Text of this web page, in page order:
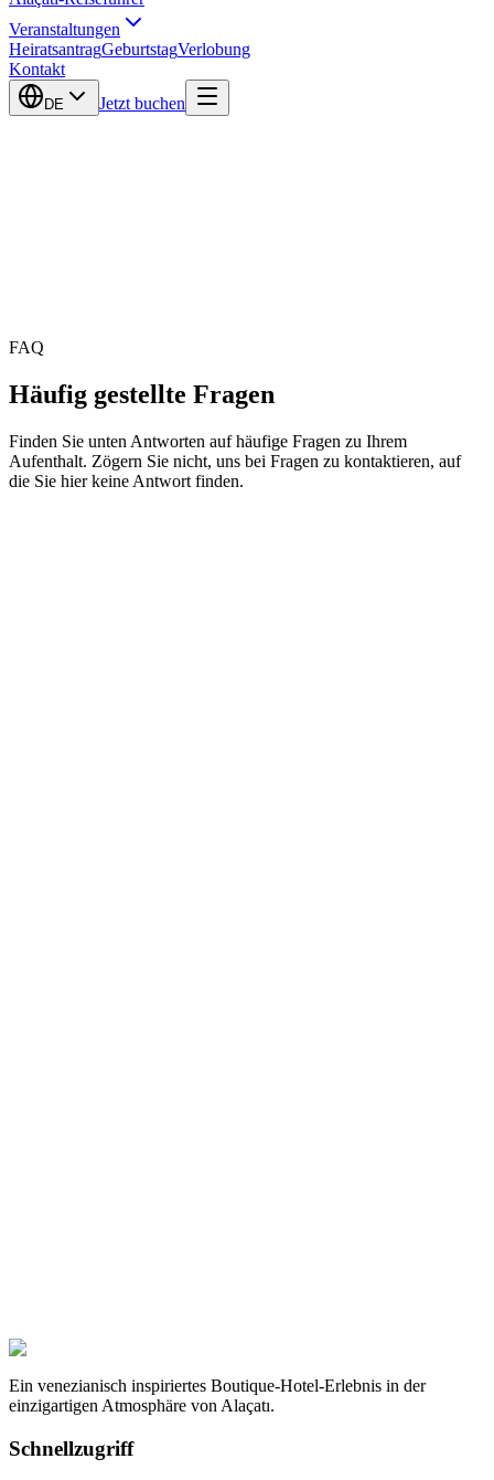
Veranstaltungen
HeiratsantragGeburtstagVerlobung
Kontakt
DE Jetzt buchen
FAQ
Häufig gestellte Fragen
Finden Sie unten Antworten auf häufige Fragen zu Ihrem
Aufenthalt. Zögern Sie nicht, uns bei Fragen zu kontaktieren, auf
die Sie hier keine Antwort finden.
Ein venezianisch inspiriertes Boutique-Hotel-Erlebnis in der
einzigartigen Atmosphäre von Alaçatı.
Schnellzugriff